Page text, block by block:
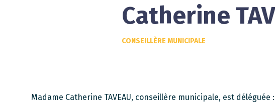
Catherine
CONSEILLÈRE MUNICIPALE
Madame Catherine TAVEAU, conseillère municipale, est déléguée :